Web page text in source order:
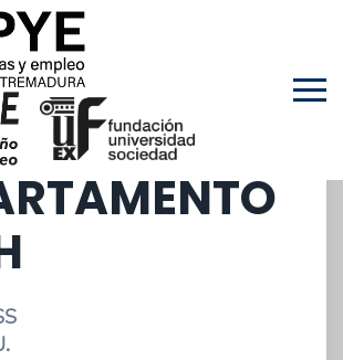
DE PRÁCTICAS